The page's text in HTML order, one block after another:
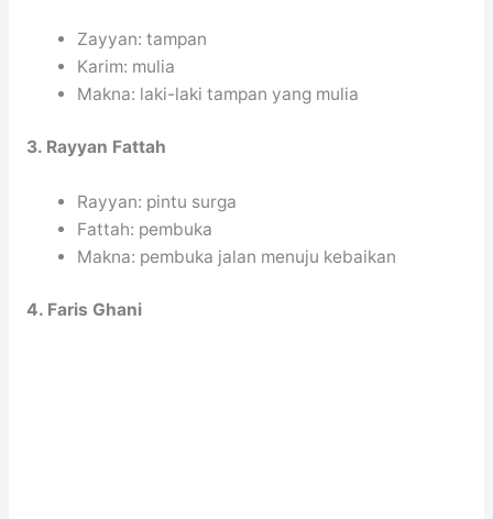
Zayyan: tampan
Karim: mulia
Makna: laki-laki tampan yang mulia
3. Rayyan Fattah
Rayyan: pintu surga
Fattah: pembuka
Makna: pembuka jalan menuju kebaikan
4. Faris Ghani